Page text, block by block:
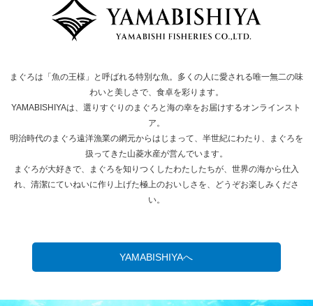
まぐろは「魚の王様」と呼ばれる特別な魚。多くの人に愛される唯一無二の味
わいと美しさで、食卓を彩ります。
YAMABISHIYAは、選りすぐりのまぐろと海の幸をお届けするオンラインスト
ア。
明治時代のまぐろ遠洋漁業の網元からはじまって、半世紀にわたり、まぐろを
扱ってきた山菱水産が営んでいます。
まぐろが大好きで、まぐろを知りつくしたわたしたちが、世界の海から仕入
れ、清潔にていねいに作り上げた極上のおいしさを、どうぞお楽しみくださ
い。
YAMABISHIYAへ